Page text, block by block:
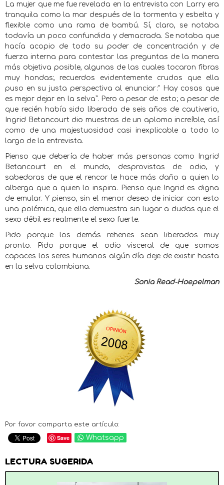
La mujer que me fue revelada en la entrevista con Larry era
tranquila como la mar después de la tormenta y esbelta y
flexible como una rama de bambú. Sí, claro, se notaba
todavía un poco confundida y demacrada. Se notaba que
hacía acopio de todo su poder de concentración y de
fuerza interna para contestar las preguntas de la manera
más objetiva posible, algunas de las cuales tocaron fibras
muy hondas; recuerdos evidentemente crudos que ella
puso en su justa perspectiva al enunciar:" Hay cosas que
es mejor dejar en la selva”. Pero a pesar de esto; a pesar de
que recién había sido liberada de seis años de cautiverio,
Ingrid Betancourt dio muestras de un aplomo increíble, así
como de una majestuosidad casi inexplicable a todo lo
largo de la entrevista.
Pienso que debería de haber más personas como Ingrid
Betancourt en el mundo, desprovistas de odio, y
sabedoras de que el rencor le hace más daño a quien lo
alberga que a quien lo inspira. Pienso que Ingrid es digna
de emular. Y pienso, sin el menor deseo de iniciar con esto
una polémica, que ella demuestra sin lugar a dudas que el
sexo débil es realmente el sexo fuerte.
Pido porque los demás rehenes sean liberados muy
pronto. Pido porque el odio visceral de que somos
capaces los seres humanos algún día deje de existir hasta
en la selva colombiana.
Sonia Read-Hoepelman
Por favor comparta este artículo:
Save Whatsapp
LECTURA SUGERIDA